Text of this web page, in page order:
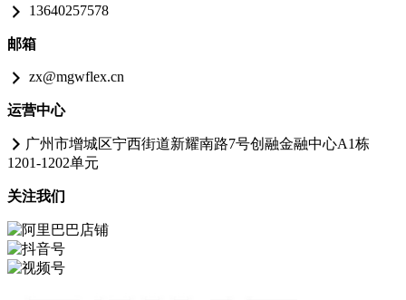
13640257578
邮箱
zx@mgwflex.cn
运营中心
广州市增城区宁西街道新耀南路7号创融金融中心A1栋
1201-1202单元
关注我们